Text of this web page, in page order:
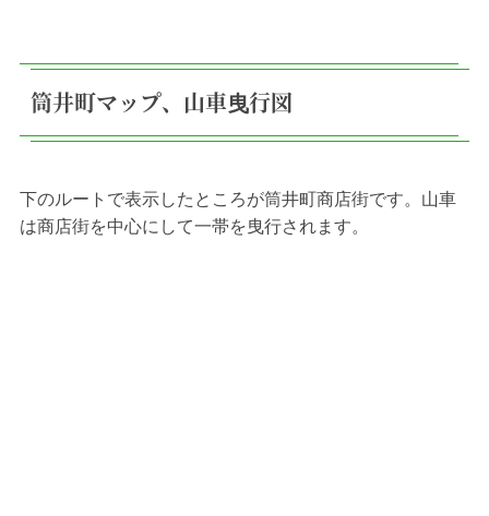
筒井町マップ、山車曳行図
下のルートで表示したところが筒井町商店街です。山車
は商店街を中心にして一帯を曳行されます。